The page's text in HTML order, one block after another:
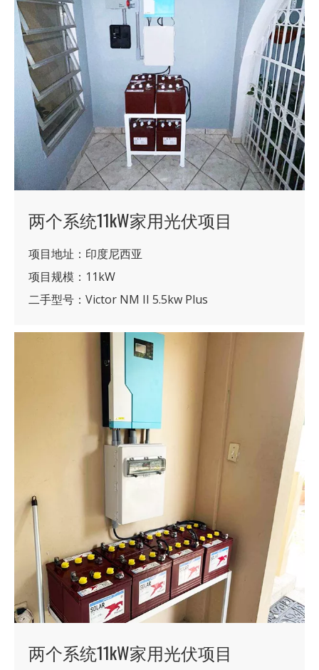
两个系统11kW家用光伏项目
项目地址：印度尼西亚
项目规模：11kW
二手型号：Victor NM II 5.5kw Plus
两个系统11kW家用光伏项目